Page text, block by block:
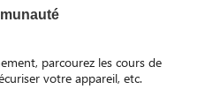
parcourez les cours de
votre appareil, etc.